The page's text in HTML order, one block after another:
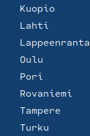
Kuopio
Lahti
Lappeenranta
Oulu
Pori
Rovaniemi
Tampere
Turku